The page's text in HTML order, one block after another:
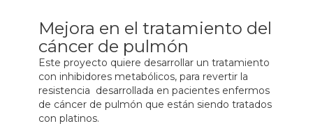
Mejora en el tratamiento del
cáncer de pulmón
Este proyecto quiere desarrollar un tratamiento
con inhibidores metabólicos, para revertir la
resistencia desarrollada en pacientes enfermos
de cáncer de pulmón que están siendo tratados
con platinos.